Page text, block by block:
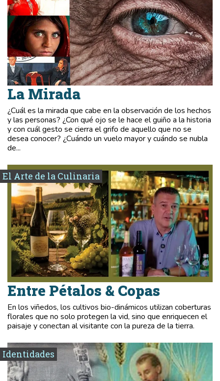
La Mirada
¿Cuál es la mirada que cabe en la observación de los hechos
y las personas? ¿Con qué ojo se le hace el guiño a la historia
y con cuál gesto se cierra el grifo de aquello que no se
desea conocer? ¿Cuándo un vuelo mayor y cuándo se nubla
de...
El Arte de la Culinaria
Entre Pétalos & Copas
En los viñedos, los cultivos bio-dinámicos utilizan coberturas
florales que no solo protegen la vid, sino que enriquecen el
paisaje y conectan al visitante con la pureza de la tierra.
Identidades